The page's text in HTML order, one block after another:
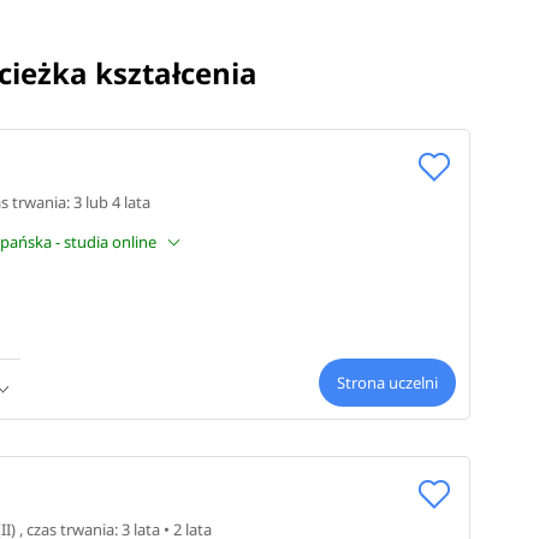
zakresu
kształcenia
trwania: 3 lub 4 lata
- studia online
Strona uczelni
, czas trwania: 3 lata • 2 lata